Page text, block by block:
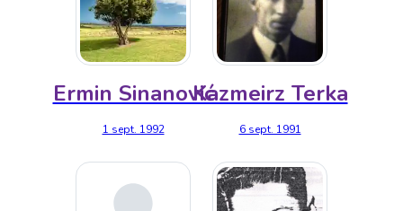
Ermin Sinanović
1 sept. 1992
Kazmeirz Terka
6 sept. 1991